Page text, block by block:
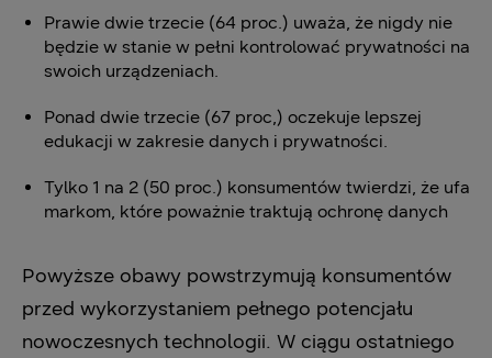
Prawie dwie trzecie (64 proc.) uważa, że nigdy nie
będzie w stanie w pełni kontrolować prywatności na
swoich urządzeniach.
Ponad dwie trzecie (67 proc,) oczekuje lepszej
edukacji w zakresie danych i prywatności.
Tylko 1 na 2 (50 proc.) konsumentów twierdzi, że ufa
markom, które poważnie traktują ochronę danych
Powyższe obawy powstrzymują konsumentów
przed wykorzystaniem pełnego potencjału
nowoczesnych technologii. W ciągu ostatniego